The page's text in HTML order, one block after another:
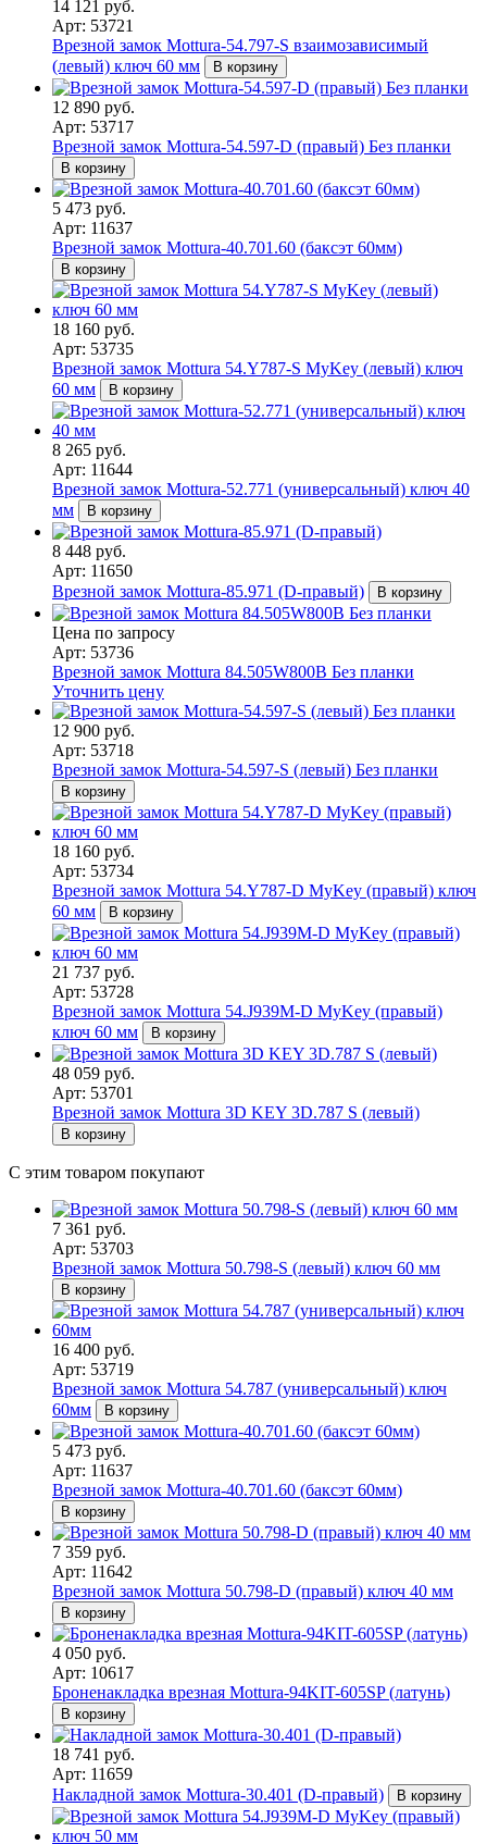
14 121 руб.
Арт: 53721
Врезной замок Mottura-54.797-S взаимозависимый
(левый) ключ 60 мм
В корзину
12 890 руб.
Арт: 53717
Врезной замок Mottura-54.597-D (правый) Без планки
В корзину
5 473 руб.
Арт: 11637
Врезной замок Mottura-40.701.60 (баксэт 60мм)
В корзину
18 160 руб.
Арт: 53735
Врезной замок Mottura 54.Y787-S MyKey (левый) ключ
60 мм
В корзину
8 265 руб.
Арт: 11644
Врезной замок Mottura-52.771 (универсальный) ключ 40
мм
В корзину
8 448 руб.
Арт: 11650
Врезной замок Mottura-85.971 (D-правый)
В корзину
Цена по запросу
Арт: 53736
Врезной замок Mottura 84.505W800B Без планки
Уточнить цену
12 900 руб.
Арт: 53718
Врезной замок Mottura-54.597-S (левый) Без планки
В корзину
18 160 руб.
Арт: 53734
Врезной замок Mottura 54.Y787-D MyKey (правый) ключ
60 мм
В корзину
21 737 руб.
Арт: 53728
Врезной замок Mottura 54.J939M-D MyKey (правый)
ключ 60 мм
В корзину
48 059 руб.
Арт: 53701
Врезной замок Mottura 3D KEY 3D.787 S (левый)
В корзину
С этим товаром покупают
7 361 руб.
Арт: 53703
Врезной замок Mottura 50.798-S (левый) ключ 60 мм
В корзину
16 400 руб.
Арт: 53719
Врезной замок Mottura 54.787 (универсальный) ключ
60мм
В корзину
5 473 руб.
Арт: 11637
Врезной замок Mottura-40.701.60 (баксэт 60мм)
В корзину
7 359 руб.
Арт: 11642
Врезной замок Mottura 50.798-D (правый) ключ 40 мм
В корзину
4 050 руб.
Арт: 10617
Броненакладка врезная Mottura-94KIT-605SP (латунь)
В корзину
18 741 руб.
Арт: 11659
Накладной замок Mottura-30.401 (D-правый)
В корзину